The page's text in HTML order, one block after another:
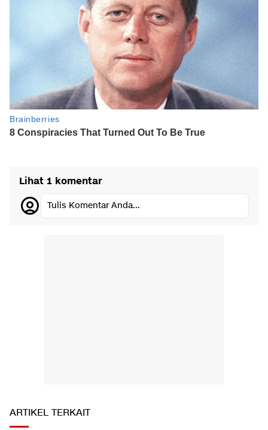
Lihat 1 komentar
Tulis Komentar Anda...
ARTIKEL TERKAIT